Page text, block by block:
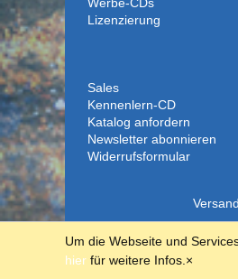
Lizenzierung
Sales
Kennenlern-CD
Katalog anfordern
Newsletter abonnieren
Widerrufsformular
Um die Webseite und
hier für weitere Infos. ×